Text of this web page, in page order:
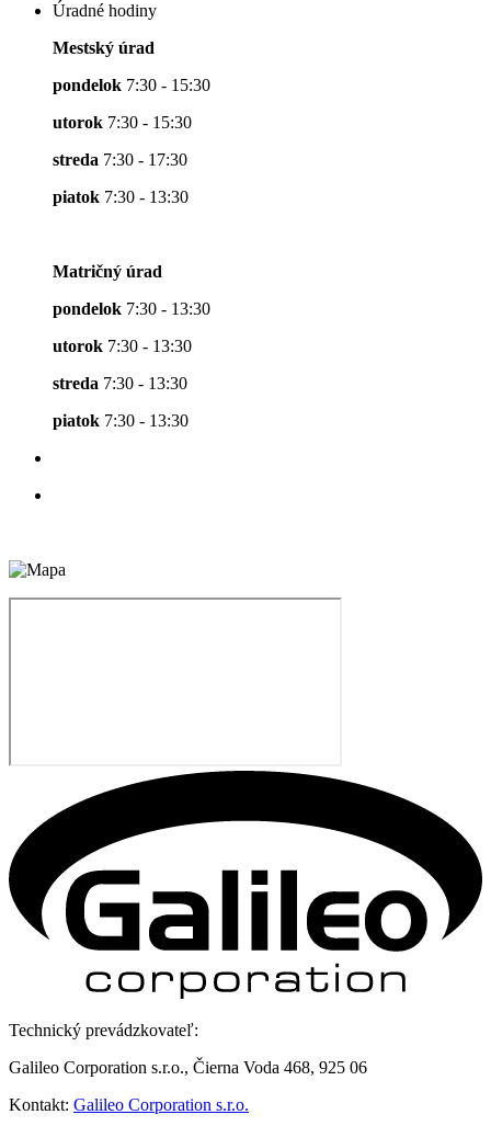
Úradné hodiny
Mestský úrad
pondelok 7:30 - 15:30
utorok 7:30 - 15:30
streda 7:30 - 17:30
piatok 7:30 - 13:30
Matričný úrad
pondelok 7:30 - 13:30
utorok 7:30 - 13:30
streda 7:30 - 13:30
piatok 7:30 - 13:30
Technický prevádzkovateľ:
Galileo Corporation s.r.o., Čierna Voda 468, 925 06
Kontakt: Galileo Corporation s.r.o.